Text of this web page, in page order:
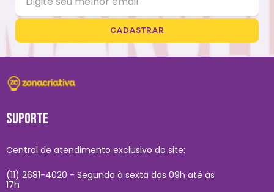
CADASTRAR
SUPORTE
Central de atendimento exclusivo do site:
(11) 2681-4020 - Segunda à sexta das 09h até às
17h